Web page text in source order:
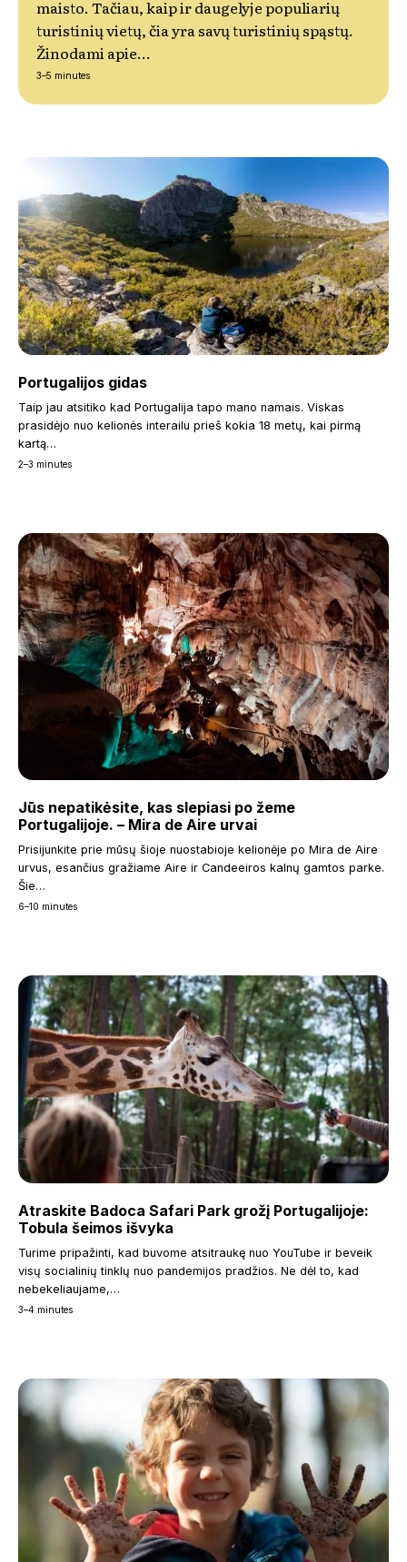
maisto. Tačiau, kaip ir daugelyje populiarių
turistinių vietų, čia yra savų turistinių spąstų.
Žinodami apie…
3–5 minutes
Portugalijos gidas
Taip jau atsitiko kad Portugalija tapo mano namais. Viskas
prasidėjo nuo kelionės interailu prieš kokia 18 metų, kai pirmą
kartą…
2–3 minutes
Jūs nepatikėsite, kas slepiasi po žeme
Portugalijoje. – Mira de Aire urvai
Prisijunkite prie mūsų šioje nuostabioje kelionėje po Mira de Aire
urvus, esančius gražiame Aire ir Candeeiros kalnų gamtos parke.
Šie…
6–10 minutes
Atraskite Badoca Safari Park grožį Portugalijoje:
Tobula šeimos išvyka
Turime pripažinti, kad buvome atsitraukę nuo YouTube ir beveik
visų socialinių tinklų nuo pandemijos pradžios. Ne dėl to, kad
nebekeliaujame,…
3–4 minutes